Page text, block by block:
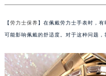
【劳力士保养】在佩戴劳力士手表时，
可能影响佩戴的舒适度。对于这种问题，